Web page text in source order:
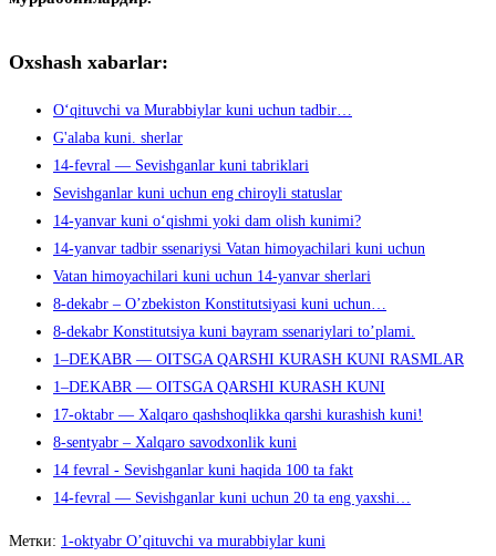
Oxshash xabarlar:
O‘qituvchi va Murabbiylar kuni uchun tadbir…
G'alaba kuni. sherlar
14-fevral — Sevishganlar kuni tabriklari
Sevishganlar kuni uchun eng chiroyli statuslar
14-yanvar kuni o‘qishmi yoki dam olish kunimi?
14-yanvar tadbir ssenariysi Vatan himoyachilari kuni uchun
Vatan himoyachilari kuni uchun 14-yanvar sherlari
8-dekabr – O’zbekiston Konstitutsiyasi kuni uchun…
8-dekabr Konstitutsiya kuni bayram ssenariylari to’plami.
1–DEKABR — OITSGA QARSHI KURASH KUNI RASMLAR
1–DEKABR — OITSGA QARSHI KURASH KUNI
17-oktabr — Xalqaro qashshoqlikka qarshi kurashish kuni!
8-sentyabr – Xalqaro savodxonlik kuni
14 fevral - Sevishganlar kuni haqida 100 ta fakt
14-fevral — Sevishganlar kuni uchun 20 ta eng yaxshi…
Метки: 1-oktyabr O’qituvchi va murabbiylar kuni